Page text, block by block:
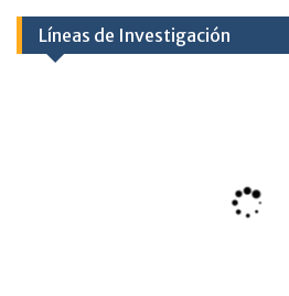
Líneas de Investigación